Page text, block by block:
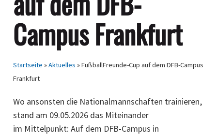
Campus Frankfurt
Startseite »Aktuelles »FußballFreunde-Cup auf dem DFB-Campus
Frankfurt
Wo ansonsten die Nationalmannschaften trainieren,
stand am 09.05.2026 das Miteinander
im Mittelpunkt: Auf dem DFB-Campus in